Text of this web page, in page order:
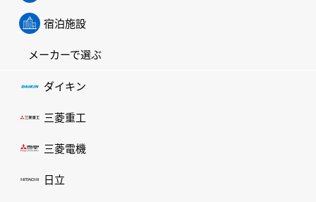
宿泊施設
メーカーで選ぶ
ダイキン
三菱重工
三菱電機
日立